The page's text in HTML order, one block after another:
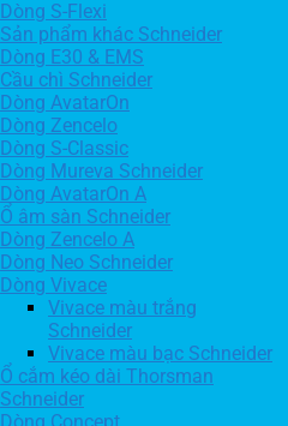
Dòng S-Flexi
Sản phẩm khác Schneider
Dòng E30 & EMS
Cầu chì Schneider
Dòng AvatarOn
Dòng Zencelo
Dòng S-Classic
Dòng Mureva Schneider
Dòng AvatarOn A
Ổ âm sàn Schneider
Dòng Zencelo A
Dòng Neo Schneider
Dòng Vivace
Vivace màu trắng
Schneider
Vivace màu bạc Schneider
Ổ cắm kéo dài Thorsman
Schneider